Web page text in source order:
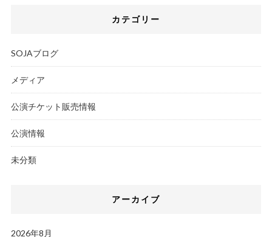
カテゴリー
SOJAブログ
メディア
公演チケット販売情報
公演情報
未分類
アーカイブ
2026年8月